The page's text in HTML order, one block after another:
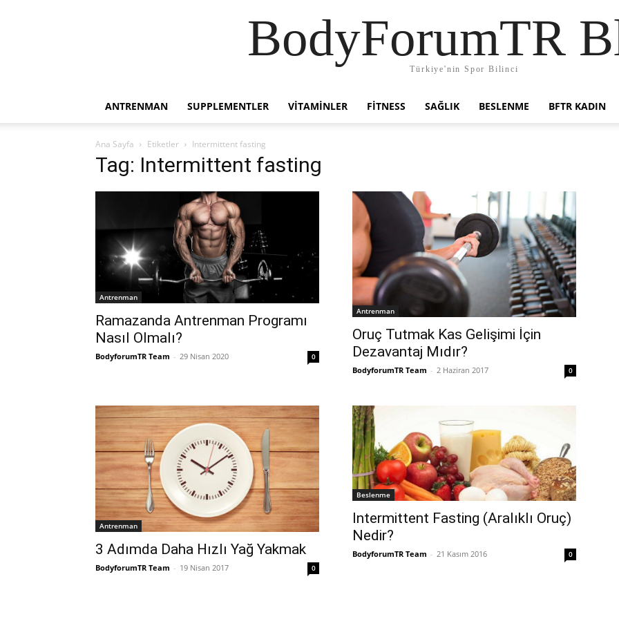
BodyForumTR
Türkiye'nin Spor Bilinci
ANTRENMAN SUPPLEMENTLER VITAMINLER FITNESS SAĞLIK BESLENME BFTR KADIN
Ana Sayfa Etiketler Intermittent fasting
Tag: Intermittent fasting
Antrenman
Ramazanda Antrenman Programı
Nasıl Olmalı?
BodyforumTR Team - 29 Nisan 2020 0
Antrenman
Oruç Tutmak Kas Gelişimi İçin
Dezavantaj Mıdır?
BodyforumTR Team - 2 Haziran 2017 0
Antrenman
3 Adımda Daha Hızlı Yağ Yakmak
BodyforumTR Team - 19 Nisan 2017 0
Beslenme
Intermittent Fasting (Aralıklı Oruç)
Nedir?
BodyforumTR Team - 21 Kasım 2016 0